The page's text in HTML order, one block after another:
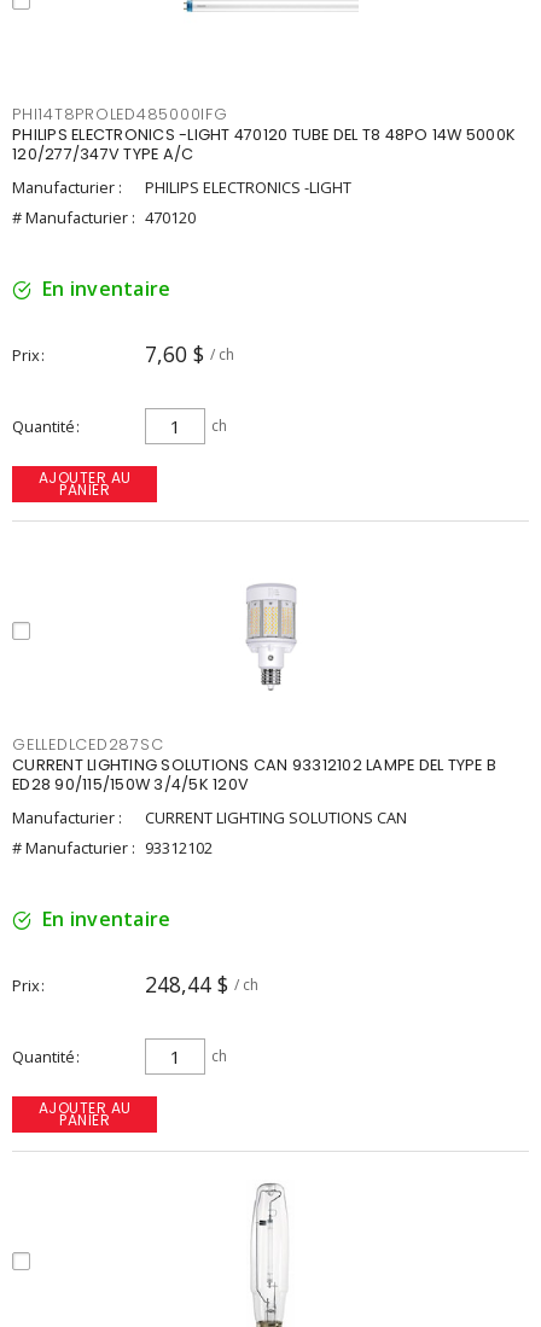
PHI14T8PROLED485000IFG
PHILIPS ELECTRONICS -LIGHT 470120 TUBE DEL T8 48PO 14W 5000K
120/277/347V TYPE A/C
Manufacturier :
PHILIPS ELECTRONICS -LIGHT
# Manufacturier : 470120
En inventaire
Prix 7,60 $ / ch
Quantité ch
AJOUTER AU
PANIER
GELLEDLCED287SC
CURRENT LIGHTING SOLUTIONS CAN 93312102 LAMPE DEL TYPE B
ED28 90/115/150W 3/4/5K 120V
Manufacturier :
CURRENT LIGHTING SOLUTIONS CAN
# Manufacturier : 93312102
En inventaire
Prix 248,44 $ / ch
Quantité ch
AJOUTER AU
PANIER